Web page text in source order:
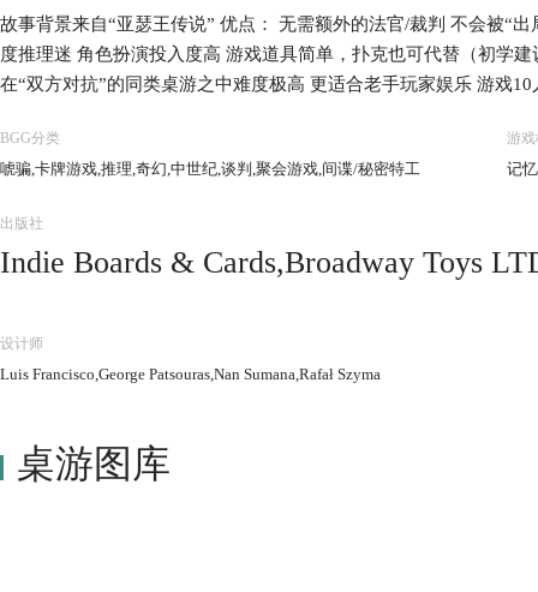
故事背景来自“亚瑟王传说” 优点： 无需额外的法官/裁判 不会被“
度推理迷 角色扮演投入度高 游戏道具简单，扑克也可代替（初学
在“双方对抗”的同类桌游之中难度极高 更适合老手玩家娱乐 游戏
BGG分类
唬骗,卡牌游戏,推理,奇幻,中世纪,谈判,聚会游戏,间谍/秘密特工
游
记
出版社
Indie Boards & Cards,Broadway Toys
s & Games,Korea Boardgames co.,
n Distribution,Wargames Club Publishing
设计师
Luis Francisco,George Patsouras,Nan Sumana,Rafał Szyma
桌游图库